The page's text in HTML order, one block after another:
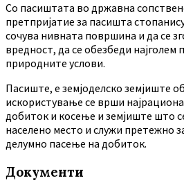
Co пасиштата во државна
претпријатие за пасишта
сочува нивната површина и да се
вредност, да се обезбеди најголем
природните услови.
Пасиште, е земјоделско земјиште
искористување се врши
добиток и косење и земјиште што
населено место и служи претежно
делумно пасење на добиток.
Документи